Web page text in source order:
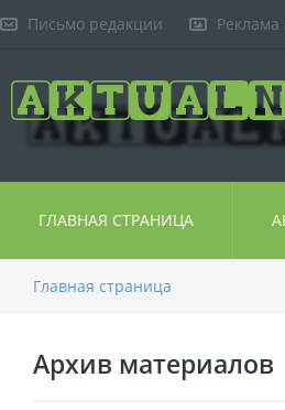
Письмо редакции Реклама
ГЛАВНАЯ СТРАНИЦА
Главная страница
Архив материалов